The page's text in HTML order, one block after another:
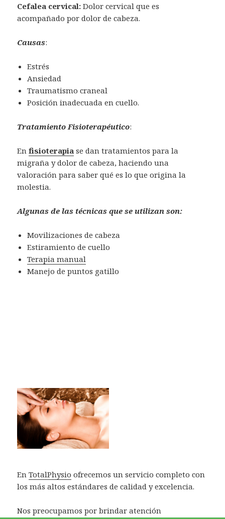
Cefalea cervical:Dolor cervical que es
acompañado por dolor de cabeza.
Causas:
Estrés
Ansiedad
Traumatismo craneal
Posición inadecuada en cuello.
Tratamiento Fisioterapéutico:
Enfisioterapia se dan tratamientos para la
migraña y dolor de cabeza, haciendo una
valoración para saber qué es lo que origina la
molestia.
Algunas de las técnicas que se utilizan son:
Movilizaciones de cabeza
Estiramiento de cuello
Terapia manual
Manejo de puntos gatillo
EnTotalPhysio ofrecemos un servicio completo con
los más altos estándares de calidad y excelencia.
Nos preocupamos por brindar atención